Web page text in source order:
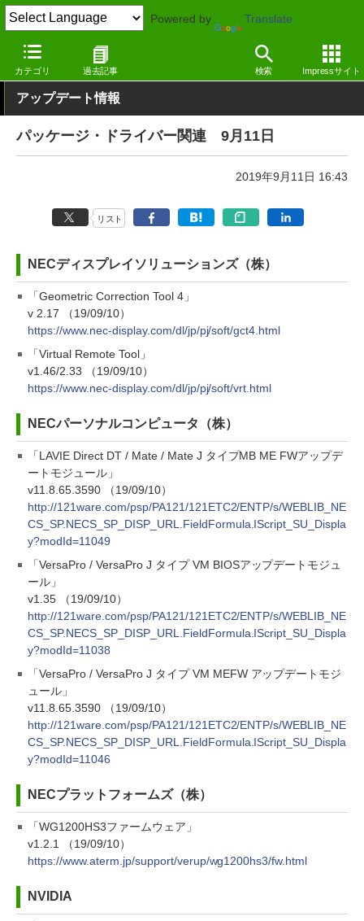
Powered by Translate
カテゴリ 過去記事 検索 Impressサイト
窓の杜 その他の話題 アップデート
アップデート情報
パッケージ・ドライバー関連 9月11日
2019年9月11日 16:43
リスト
NECディスプレイソリューションズ（株）
「Geometric Correction Tool 4」
v 2.17 （19/09/10）
https://www.nec-display.com/dl/jp/pj/soft/gct4.html
「Virtual Remote Tool」
v1.46/2.33 （19/09/10）
https://www.nec-display.com/dl/jp/pj/soft/vrt.html
NECパーソナルコンピュータ（株）
「LAVIE Direct DT / Mate / Mate J タイプMB ME FWアップデ
ートモジュール」
v11.8.65.3590 （19/09/10）
http://121ware.com/psp/PA121/121ETC2/ENTP/s/WEBLIB_NE
CS_SP.NECS_SP_DISP_URL.FieldFormula.IScript_SU_Displa
y?modId=11049
「VersaPro / VersaPro J タイプ VM BIOSアップデートモジュ
ール」
v1.35 （19/09/10）
http://121ware.com/psp/PA121/121ETC2/ENTP/s/WEBLIB_NE
CS_SP.NECS_SP_DISP_URL.FieldFormula.IScript_SU_Displa
y?modId=11038
「VersaPro / VersaPro J タイプ VM MEFW アップデートモジ
ュール」
v11.8.65.3590 （19/09/10）
http://121ware.com/psp/PA121/121ETC2/ENTP/s/WEBLIB_NE
CS_SP.NECS_SP_DISP_URL.FieldFormula.IScript_SU_Displa
y?modId=11046
NECプラットフォームズ（株）
「WG1200HS3ファームウェア」
v1.2.1 （19/09/10）
https://www.aterm.jp/support/verup/wg1200hs3/fw.html
NVIDIA